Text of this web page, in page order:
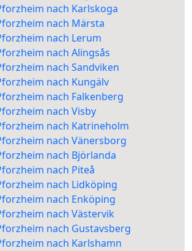
nach Karlskoga
nach Märsta
nach Lerum
nach Alingsås
nach Sandviken
nach Kungälv
nach Falkenberg
nach Visby
nach Katrineholm
nach Vänersborg
nach Björlanda
nach Piteå
nach Lidköping
nach Enköping
nach Västervik
nach Gustavsberg
nach Karlshamn